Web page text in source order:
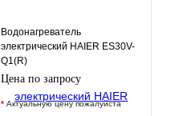
Водонагреватель
электрический HAIER ES30V-
Q1(R)
Цена по запросу
* Актуальную цену пожалуйста